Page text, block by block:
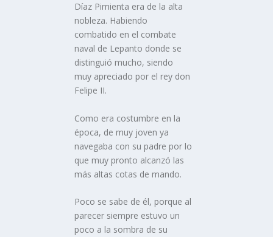
Dí­az Pimienta era de la alta
nobleza. Habiendo
combatido en el combate
naval de Lepanto donde se
distinguió mucho, siendo
muy apreciado por el rey don
Felipe II.
Como era costumbre en la
época, de muy joven ya
navegaba con su padre por lo
que muy pronto alcanzó las
más altas cotas de mando.
Poco se sabe de él, porque al
parecer siempre estuvo un
poco a la sombra de su